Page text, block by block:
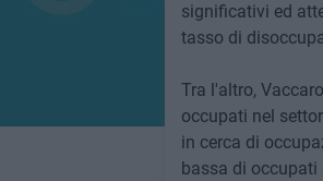
significativi ed
tasso di
Tra l'altro,
occupati nel
in cerca di
bassa di